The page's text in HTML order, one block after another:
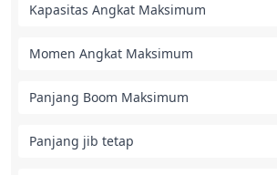
Kapasitas Angkat Maksimum
Momen Angkat Maksimum
Panjang Boom Maksimum
Panjang jib tetap